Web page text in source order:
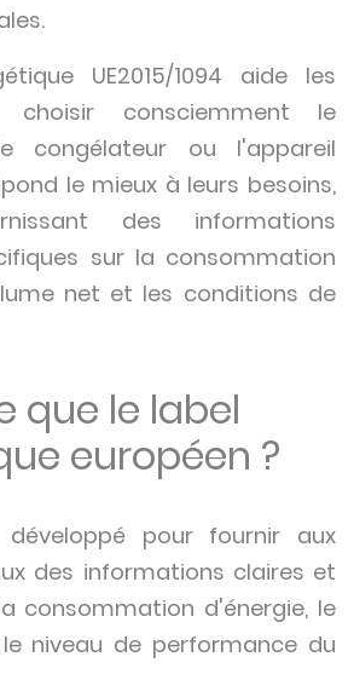
UE2015/1094 aide les
choisir consciemment le
congélateur ou l'appareil
le mieux à leurs besoins,
des informations
sur la consommation
net et les conditions de
que le label
européen ?
pour fournir aux
des informations claires et
consommation d'énergie, le
niveau de performance du